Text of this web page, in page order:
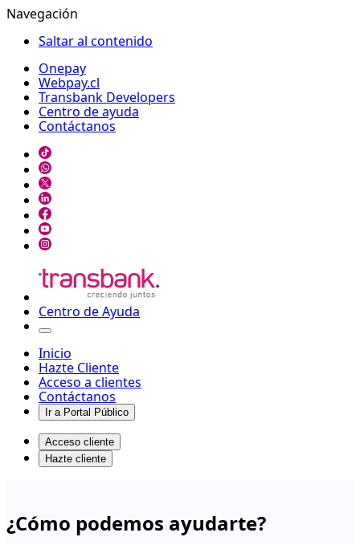
Navegación
Saltar al contenido
Onepay
Webpay.cl
Transbank Developers
Centro de ayuda
Contáctanos
Centro de Ayuda
Inicio
Hazte Cliente
Acceso a clientes
Contáctanos
Ir a Portal Público
Acceso cliente
Hazte cliente
contacto
a
¿Cómo podemos ayudarte?